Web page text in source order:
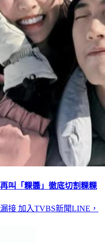
叫「粿醬」徹底切割粿粿
接 加入TVBS新聞LINE，